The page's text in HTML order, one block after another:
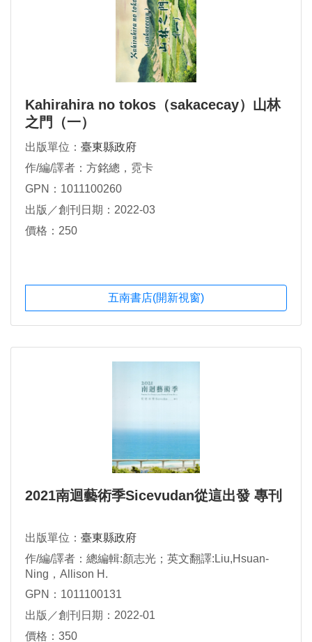
Kahirahira no tokos（sakacecay）山林
之門（一）
出版單位： 臺東縣政府
作/編/譯者：方銘總，霓卡
GPN：1011100260
出版／創刊日期：2022-03
價格：250
五南書店(開新視窗)
2021南迴藝術季Sicevudan從這出發 專刊
出版單位： 臺東縣政府
作/編/譯者：總編輯:顏志光；英文翻譯:Liu,Hsuan-
Ning，Allison H.
GPN：1011100131
出版／創刊日期：2022-01
價格：350